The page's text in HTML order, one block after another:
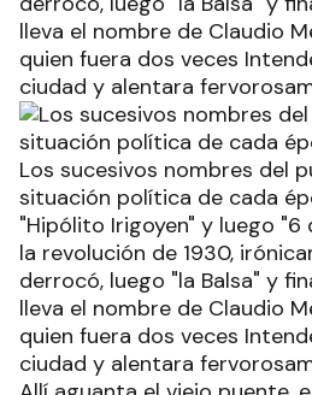
lleva el nombre de Claudio
quien fuera dos veces
ciudad y alentara
Los sucesivos nombres del
situación política de cada
"Hipólito Irigoyen" y luego
la revolución de 1930,
derrocó, luego "la Balsa" y
lleva el nombre de Claudio
quien fuera dos veces
ciudad y alentara